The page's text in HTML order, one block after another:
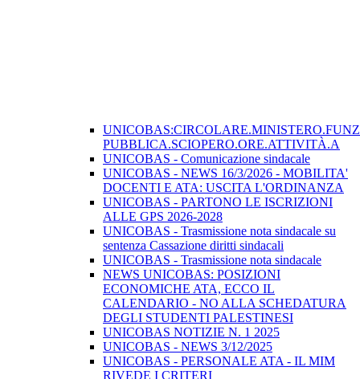
PUBBLICA.SCIOPERO.ORE.ATTIVITÀ.A
UNICOBAS - Comunicazione sindacale
UNICOBAS - NEWS 16/3/2026 - MOBILITA'
DOCENTI E ATA: USCITA L'ORDINANZA
UNICOBAS - PARTONO LE ISCRIZIONI
ALLE GPS 2026-2028
UNICOBAS - Trasmissione nota sindacale su
sentenza Cassazione diritti sindacali
UNICOBAS - Trasmissione nota sindacale
NEWS UNICOBAS: POSIZIONI
ECONOMICHE ATA, ECCO IL
CALENDARIO - NO ALLA SCHEDATURA
DEGLI STUDENTI PALESTINESI
UNICOBAS NOTIZIE N. 1 2025
UNICOBAS - NEWS 3/12/2025
UNICOBAS - PERSONALE ATA - IL MIM
RIVEDE I CRITERI